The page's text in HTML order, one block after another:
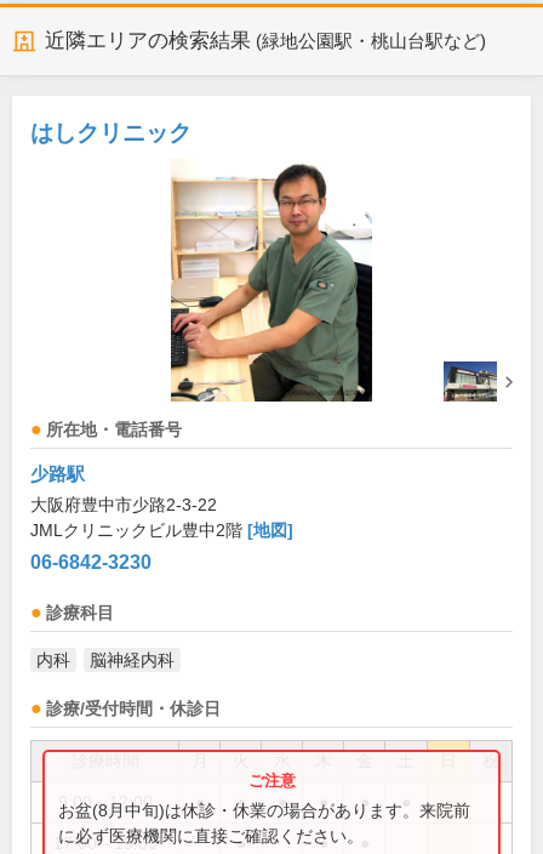
近隣エリアの検索結果 (緑地公園駅・桃山台駅など)
はしクリニック
所在地・電話番号
少路駅
大阪府豊中市少路2-3-22
JMLクリニックビル豊中2階 [地図]
06-6842-3230
診療科目
内科 脳神経内科
診療/受付時間・休診日
祝
9:00～12:00 ● ● ● ● ●
17:00～19:00 ● ●
お盆(8月中旬)は休診・休業の場合があります。来院前
に必ず医療機関に直接ご確認ください。